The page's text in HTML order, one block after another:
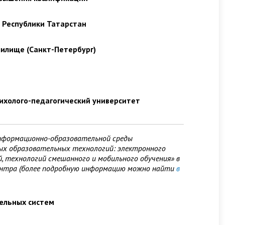
Татарстан
(Санкт-Петербург)
педагогический университет
образовательной среды
образовательных технологий: электронного
смешанного и мобильного обучения» в
(более подробную информацию можно найти в
систем